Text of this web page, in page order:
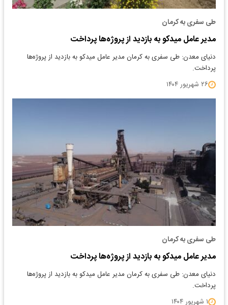
طی سفری به کرمان
مدیر عامل میدکو به بازدید از پروژه‌ها پرداخت
دنیای معدن: طی سفری به کرمان مدیر عامل میدکو به بازدید از پروژه‌ها
پرداخت.
۲۶ شهریور ۱۴۰۴
طی سفری به کرمان
مدیر عامل میدکو به بازدید از پروژه‌ها پرداخت
دنیای معدن: طی سفری به کرمان مدیر عامل میدکو به بازدید از پروژه‌ها
پرداخت.
۱ شهریور ۱۴۰۴